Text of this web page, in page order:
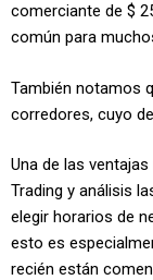
comerciante de $
común para
También notamos
corredores, cuyo
Una de las
Trading y análisis
elegir horarios de
esto es
recién están